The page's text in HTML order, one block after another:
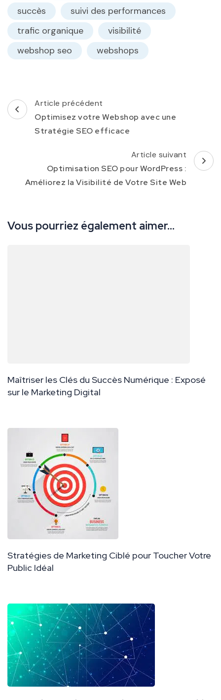
succès
suivi des performances
trafic organique
visibilité
webshop seo
webshops
Navigation
d'article
Article précédent
Optimisez votre Webshop avec une
Stratégie SEO efficace
Article suivant
Optimisation SEO pour WordPress :
Améliorez la Visibilité de Votre Site Web
Vous pourriez également aimer...
Maîtriser les Clés du Succès Numérique : Exposé
sur le Marketing Digital
Stratégies de Marketing Ciblé pour Toucher Votre
Public Idéal